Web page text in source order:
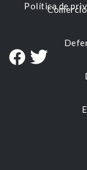
Política de